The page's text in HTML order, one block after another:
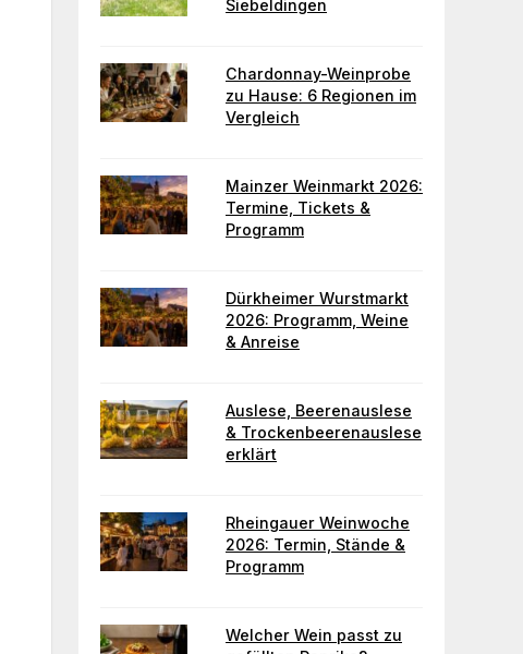
Siebeldingen
Chardonnay-Weinprobe
zu Hause: 6 Regionen im
Vergleich
Mainzer Weinmarkt 2026:
Termine, Tickets &
Programm
Dürkheimer Wurstmarkt
2026: Programm, Weine
& Anreise
Auslese, Beerenauslese
& Trockenbeerenauslese
erklärt
Rheingauer Weinwoche
2026: Termin, Stände &
Programm
Welcher Wein passt zu